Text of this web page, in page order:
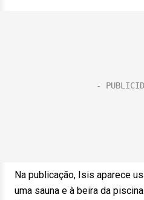
Na publicação, Isis aparece
uma sauna e à beira da